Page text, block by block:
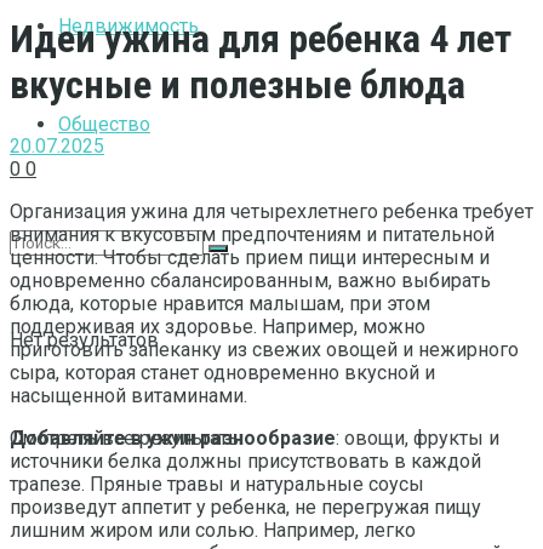
Недвижимость
Общество
Нет результатов
Смотреть все результаты
Идеи ужина для ребенка 4 лет
вкусные и полезные блюда
20.07.2025
0 0
Организация ужина для четырехлетнего ребенка требует
внимания к вкусовым предпочтениям и питательной
ценности. Чтобы сделать прием пищи интересным и
одновременно сбалансированным, важно выбирать
блюда, которые нравится малышам, при этом
поддерживая их здоровье. Например, можно
приготовить запеканку из свежих овощей и нежирного
сыра, которая станет одновременно вкусной и
насыщенной витаминами.
Добавляйте в ужин разнообразие: овощи, фрукты и
источники белка должны присутствовать в каждой
трапезе. Пряные травы и натуральные соусы
произведут аппетит у ребенка, не перегружая пищу
лишним жиром или солью. Например, легко